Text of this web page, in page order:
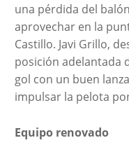
una pérdida del
aprovechar en la
Castillo. Javi Grillo,
posición adelantada
gol con un buen
impulsar la pelota
Equipo renovado